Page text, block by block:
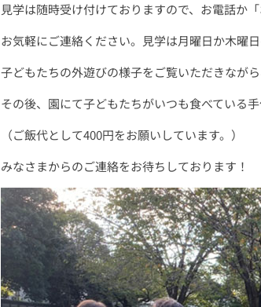
見学は随時受け付けておりますので、お電話か
お気軽にご連絡ください。見学は月曜日か木曜日
子どもたちの外遊びの様子をご覧いただきなが
その後、園にて子どもたちがいつも食べている
（ご飯代として400円をお願いしています。）
みなさまからのご連絡をお待ちしております！